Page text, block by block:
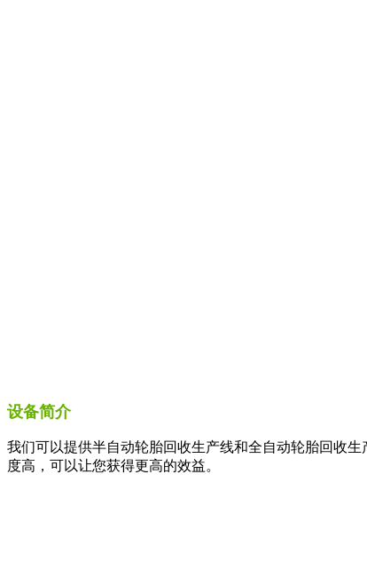
设备简介
我们可以提供半自动轮胎回收生产线和全自动轮胎回收
度高，可以让您获得更高的效益。